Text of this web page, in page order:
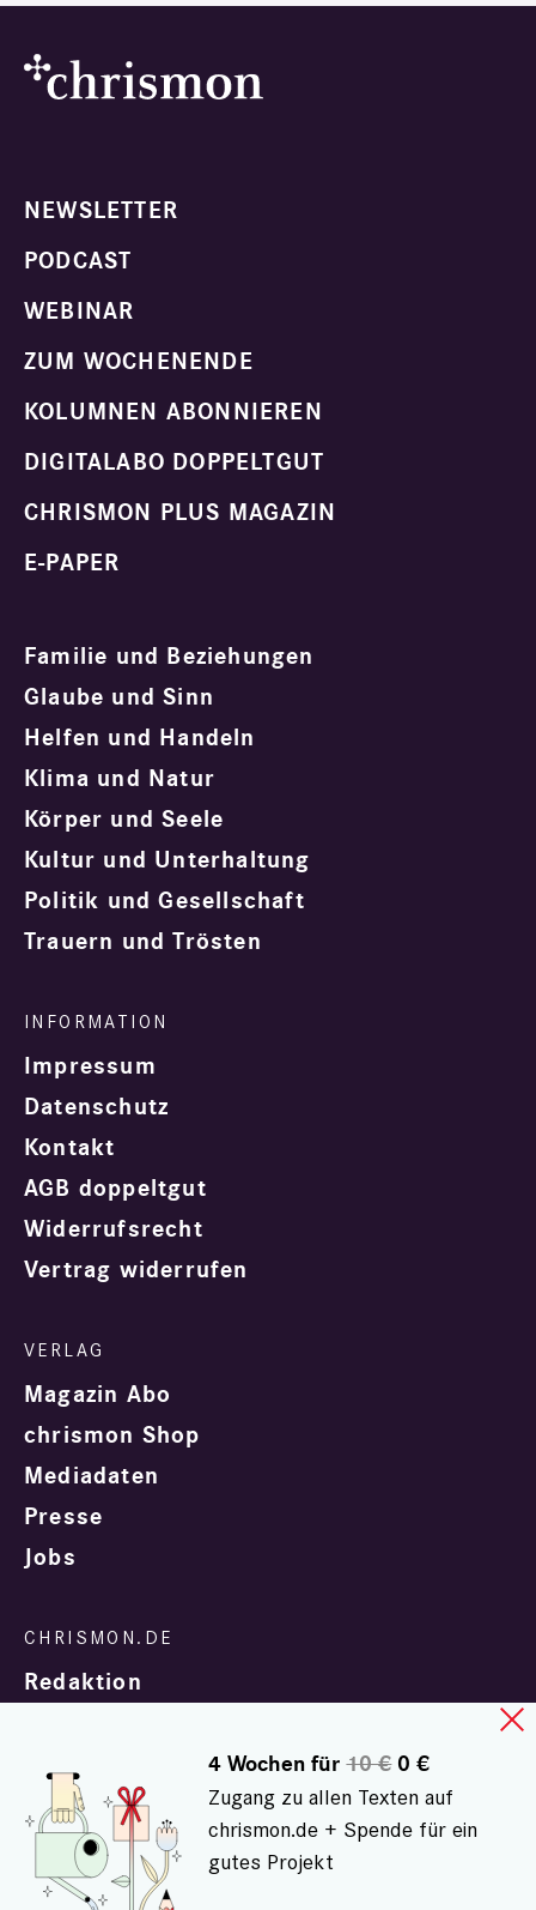
NEWSLETTER
PODCAST
WEBINAR
ZUM WOCHENENDE
KOLUMNEN ABONNIEREN
DIGITALABO DOPPELTGUT
CHRISMON PLUS MAGAZIN
E-PAPER
Familie und Beziehungen
Glaube und Sinn
Helfen und Handeln
Klima und Natur
Körper und Seele
Kultur und Unterhaltung
Politik und Gesellschaft
Trauern und Trösten
Impressum
Datenschutz
Kontakt
AGB doppeltgut
Widerrufsrecht
Vertrag widerrufen
Magazin Abo
chrismon Shop
Mediadaten
Presse
Jobs
Redaktion
4 Wochen für10 €0 €
Zugang zu allen Texten auf
chrismon.de + Spende für ein
gutes Projekt